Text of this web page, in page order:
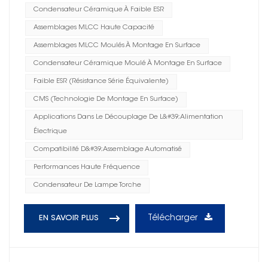
Condensateur Céramique À Faible ESR
Assemblages MLCC Haute Capacité
Assemblages MLCC Moulés À Montage En Surface
Condensateur Céramique Moulé À Montage En Surface
Faible ESR (résistance Série Équivalente)
CMS (technologie De Montage En Surface)
Applications Dans Le Découplage De L&#39;alimentation
Électrique
Compatibilité D&#39;assemblage Automatisé
Performances Haute Fréquence
Condensateur De Lampe Torche
EN SAVOIR PLUS Télécharger